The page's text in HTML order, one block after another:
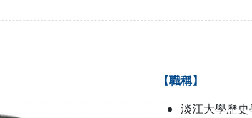
【職稱】
淡江大學歷